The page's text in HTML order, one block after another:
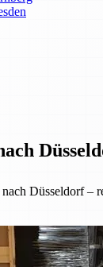
Düsseldorf –